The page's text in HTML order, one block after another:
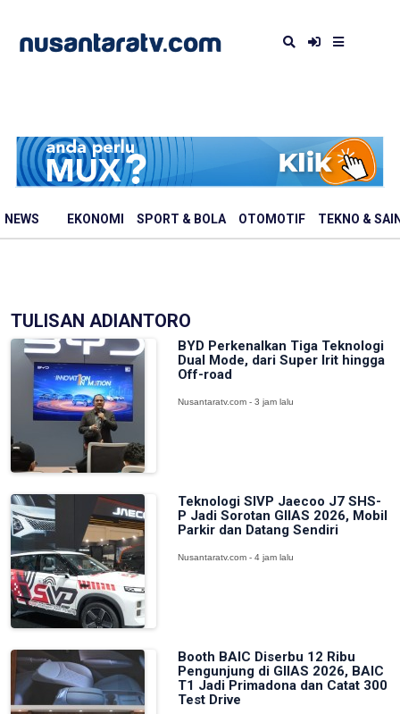
NEWS EKONOMI SPORT & BOLA OTOMOTIF TEKNO &
TULISAN ADIANTORO
BYD Perkenalkan Tiga Teknologi
Dual Mode, dari Super Irit hingga
Off-road
Nusantaratv.com - 3 jam lalu
Teknologi SIVP Jaecoo J7 SHS-
P Jadi Sorotan GIIAS 2026, Mobil
Parkir dan Datang Sendiri
Nusantaratv.com - 4 jam lalu
Booth BAIC Diserbu 12 Ribu
Pengunjung di GIIAS 2026, BAIC
T1 Jadi Primadona dan Catat 300
Test Drive